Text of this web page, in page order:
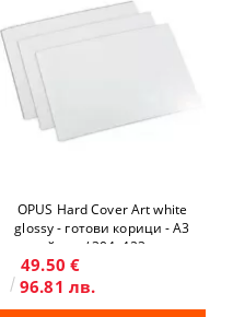
OPUS Hard Cover Art white
glossy - готови корици - A3
пейзаж / 304x423 mm
49.50 €
96.81 лв.